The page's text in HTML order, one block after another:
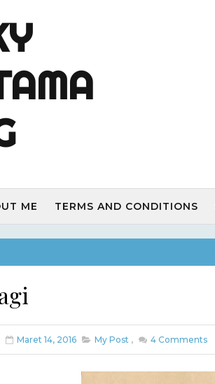
ME TERMS AND CONDITIONS
Maret 14, 2016 My Post , 4 Comments